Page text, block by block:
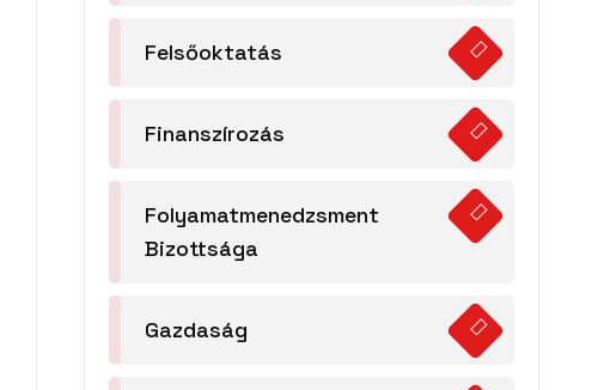
Felsőoktatás
Finanszírozás
Folyamatmenedzsment
Bizottsága
Gazdaság